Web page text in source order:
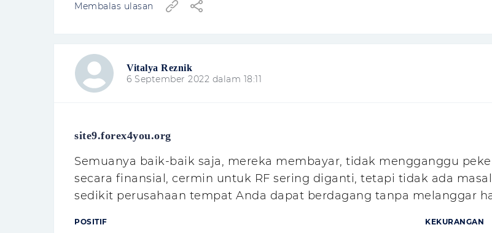
Membalas ulasan
Vitalya Reznik
6 September 2022 dalam 18:11
site9.forex4you.org
Semuanya baik-baik saja, mereka membayar, tidak mengganggu
secara finansial, cermin untuk RF sering diganti, tetapi tidak ada
sedikit perusahaan tempat Anda dapat berdagang tanpa melanggar
POSITIF KEKURANGAN